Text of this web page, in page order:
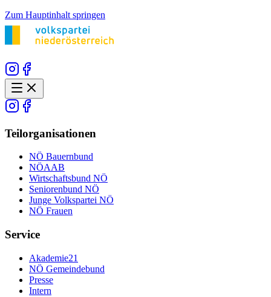
Zum Hauptinhalt springen
Teilorganisationen
NÖ Bauernbund
NÖAAB
Wirtschaftsbund NÖ
Seniorenbund NÖ
Junge Volkspartei NÖ
NÖ Frauen
Service
Akademie21
NÖ Gemeindebund
Presse
Intern